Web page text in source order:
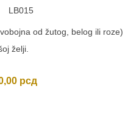
LB015
od žutog, belog ili roze)
želji.
рсд